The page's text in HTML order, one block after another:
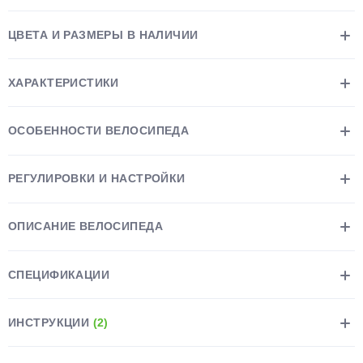
ЦВЕТА И РАЗМЕРЫ В НАЛИЧИИ
ХАРАКТЕРИСТИКИ
ОСОБЕННОСТИ ВЕЛОСИПЕДА
РЕГУЛИРОВКИ И НАСТРОЙКИ
ОПИСАНИЕ ВЕЛОСИПЕДА
СПЕЦИФИКАЦИИ
ИНСТРУКЦИИ (2)